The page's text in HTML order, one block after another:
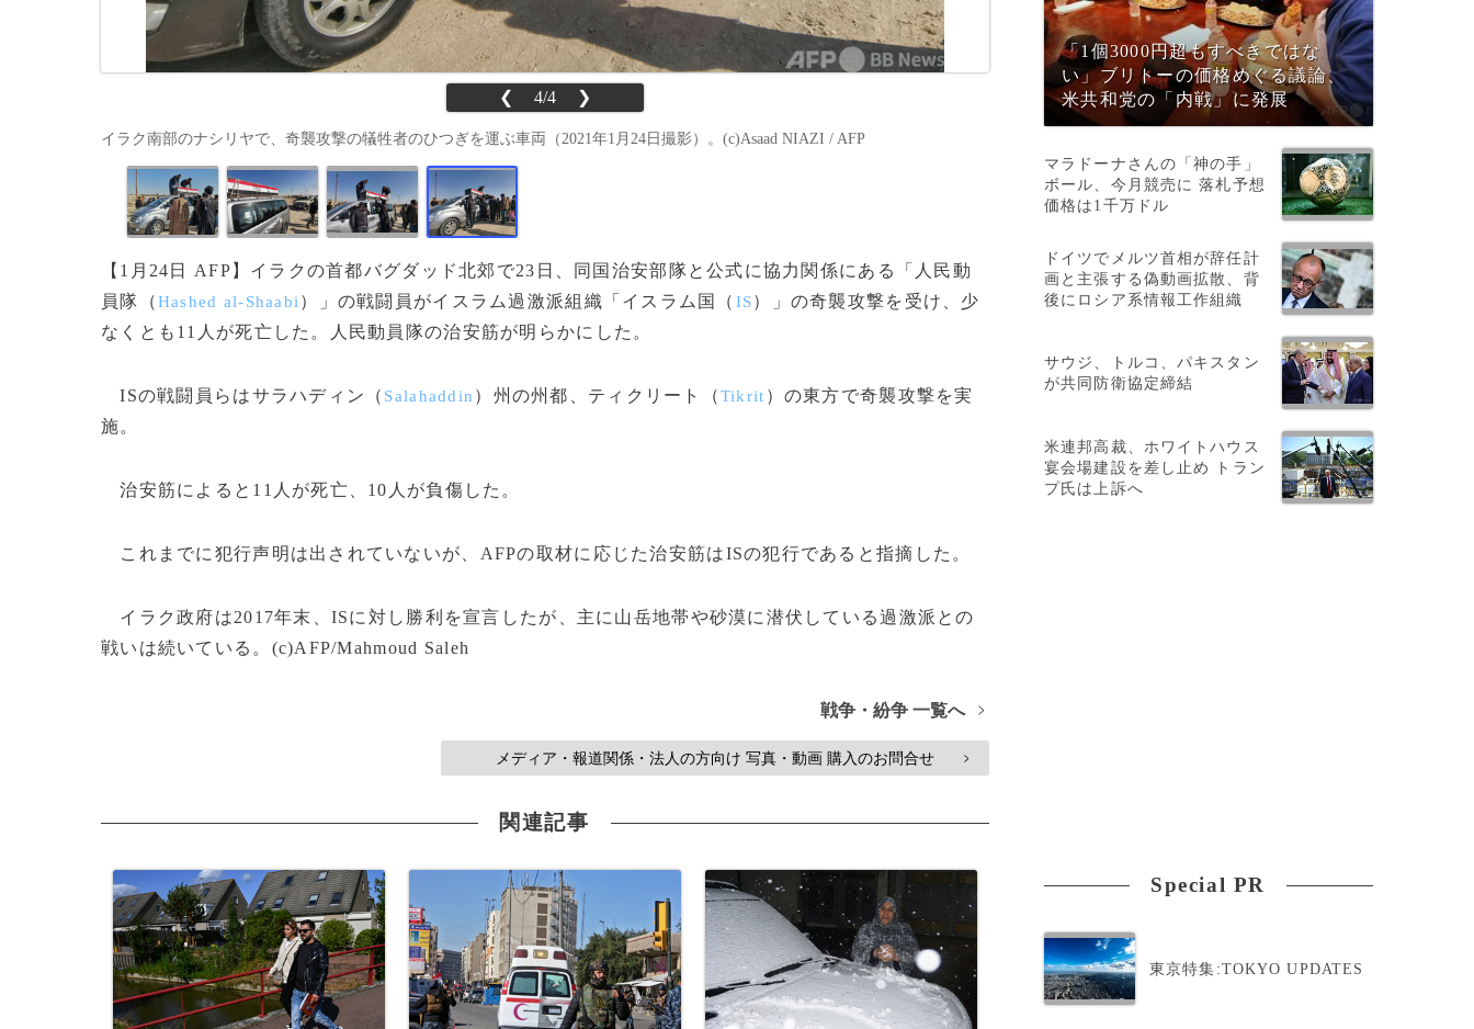
❮ 4/4 ❯
イラク南部のナシリヤで、奇襲攻撃の犠牲者のひつぎを運ぶ車両（2021年1月24日撮影）。(c)Asaad NIAZI / AFP
【1月24日 AFP】イラクの首都バグダッド北郊で23日、同国治安部隊と公式に協力関係にある「人民動
員隊（Hashed al-Shaabi ）」の戦闘員がイスラム過激派組織「イスラム国（ IS）」の奇襲攻撃を受け、少
なくとも11人が死亡した。人民動員隊の治安筋が明らかにした。
ISの戦闘員らはサラハディン（ Salahaddin ）州の州都、ティクリート（Tikrit ）の東方で奇襲攻撃を実
施。
治安筋によると11人が死亡、10人が負傷した。
これまでに犯行声明は出されていないが、AFPの取材に応じた治安筋はISの犯行であると指摘した。
イラク政府は2017年末、ISに対し勝利を宣言したが、主に山岳地帯や砂漠に潜伏している過激派との
戦いは続いている。(c)AFP/Mahmoud Saleh
戦争・紛争 一覧へ >
メディア・報道関係・法人の方向け 写真・動画 購入のお問合せ >
関連記事
「1個3000円超もすべきではな
い」ブリトーの価格めぐる議論、
米共和党の「内戦」に発展
マラドーナさんの「神の手」
ボール、今月競売に 落札予想
価格は1千万ドル
ドイツでメルツ首相が辞任計
画と主張する偽動画拡散、背
後にロシア系情報工作組織
サウジ、トルコ、パキスタン
が共同防衛協定締結
米連邦高裁、ホワイトハウス
宴会場建設を差し止め トラン
プ氏は上訴へ
Special PR
東京特集:TOKYO UPDATES